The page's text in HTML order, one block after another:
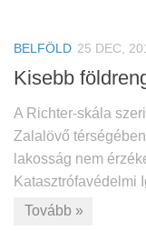
BELFÖLD 25 DEC,
Kisebb
A Richter-skála
Zalalövő
lakosság nem
Katasztrófavédelmi
Tovább »